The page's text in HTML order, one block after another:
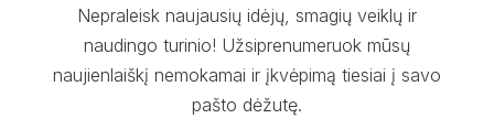
Nepraleisk naujausių idėjų, smagių veiklų ir
naudingo turinio! Užsiprenumeruok mūsų
naujienlaiškį nemokamai ir įkvėpimą tiesiai į savo
pašto dėžutę.